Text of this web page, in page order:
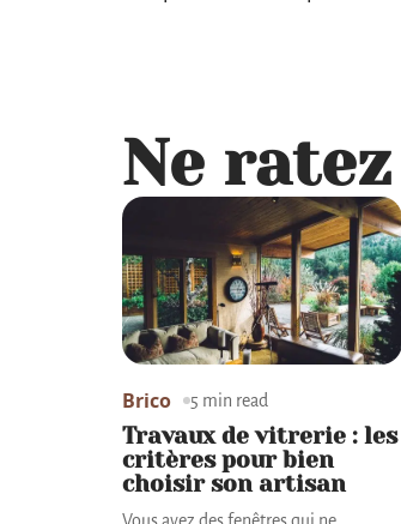
Ne
Brico 5 min read
Travaux de vitrerie : les
critères pour bien
choisir son artisan